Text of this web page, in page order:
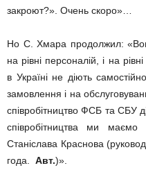
закроют?». Очень скоро»…
Но С. Хмара продолжил:
на рівні персоналій, і на
в Україні не діють
замовлення і на
співробітництво ФСБ та СБУ
співробітництва ми
Станіслава Краснова
года. ­ Авт.)».